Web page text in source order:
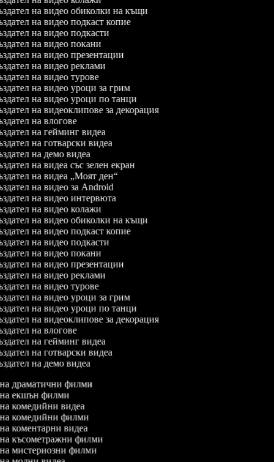
на видео обиколки на къщи
на видео подкаст копие
на видео подкасти
на видео покани
на видео презентации
на видео реклами
на видео турове
на видео уроци за грим
на видео уроци по танци
на видеоклипове за декорация
на влогове
на гейминг видеа
на готварски видеа
на демо видеа
на видеа със зелен екран
на видеа „Моят ден“
на видео за Android
на видео интервюта
на видео колажи
на видео обиколки на къщи
на видео подкаст копие
на видео подкасти
на видео покани
на видео презентации
на видео реклами
на видео турове
на видео уроци за грим
на видео уроци по танци
на видеоклипове за декорация
на влогове
на гейминг видеа
на готварски видеа
на демо видеа
на драматични филми
на екшън филми
на комедийни видеа
на комедийни филми
на коментарни видеа
на късометражни филми
на мистериозни филми